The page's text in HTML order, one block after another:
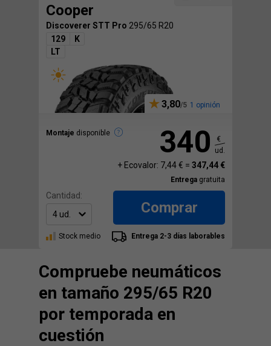
Cooper
Discoverer STT Pro 295/65 R20
129
K
LT
3,80 1 opinión
Montaje disponible 340
€
ud.
+ Ecovalor: 7,44 € = 347,44 €
Entrega gratuita
Cantidad:
Comprar
Stock medio Entrega 2-3 días laborables
Compruebe neumáticos
en tamaño 295/65 R20
por temporada en
cuestión